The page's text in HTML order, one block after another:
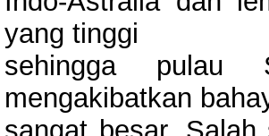
yang tinggi
sehingga pulau
mengakibatkan